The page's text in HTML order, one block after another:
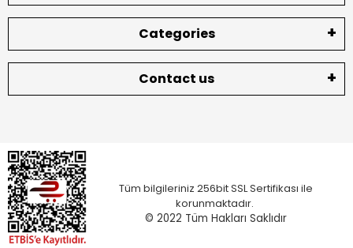
Categories
Contact us
Tüm bilgileriniz 256bit SSL Sertifikası ile
korunmaktadır.
© 2022 Tüm Hakları Saklıdır